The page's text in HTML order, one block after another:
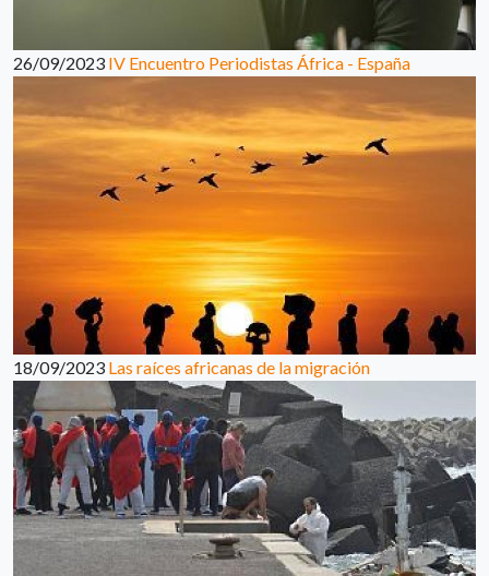
26/09/2023 IV Encuentro Periodistas África - España
18/09/2023 Las raíces africanas de la migración